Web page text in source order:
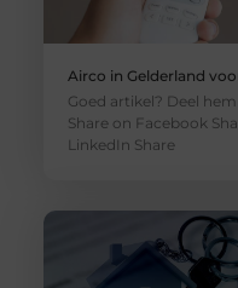
Airco in Gelderland
Goed artikel? Deel
Share on Facebook
LinkedIn Share